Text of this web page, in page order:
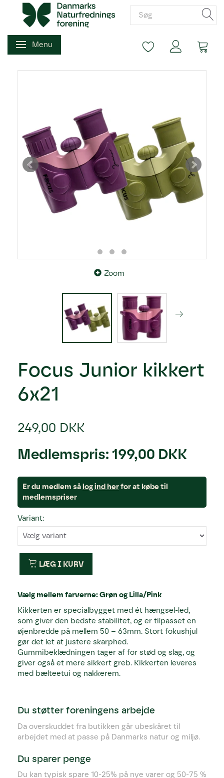
Skifte navigation
Menu
Zoom
Focus Junior kikkert
6x21
249,00 DKK
Medlemspris: 199,00 DKK
Er du medlem så log ind herfor at købe til
medlemspriser
Variant:
LÆG I KURV
Vælg mellem farverne: Grøn og Lilla/Pink
Kikkerten er specialbygget med ét hængsel-led,
som giver den bedste stabilitet, og er tilpasset en
øjenbredde på mellem 50 – 63mm. Stort fokushjul
gør det let at justere skarphed.
Gummibeklædningen tager af for stød og slag, og
giver også et mere sikkert greb. Kikkerten leveres
med bælteetui og nakkerem.
Du støtter foreningens arbejde
Da overskuddet fra butikken går ubeskåret til
arbejdet med at passe på Danmarks natur og miljø.
Du sparer penge
Du kan typisk spare 10-25% på nye varer og 50-75 %